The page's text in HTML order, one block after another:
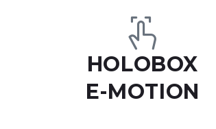
HOLOBOX
E-MOTION